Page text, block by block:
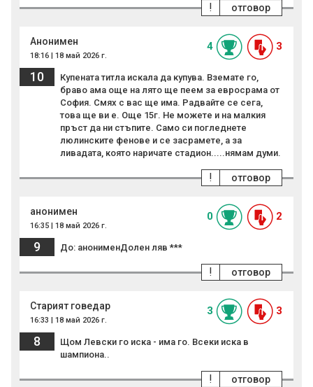
отговор
!
Анонимен
18:16 | 18 май 2026 г.
4 3
10
Купената титла искала да купува. Вземате го,
браво ама още на лято ще пеем за евросрама от
София. Смях с вас ще има. Радвайте се сега,
това ще ви е. Още 15г. Не можете и на малкия
пръст да ни стъпите. Само си погледнете
люлинските фенове и се засрамете, а за
ливадата, която наричате стадион.....нямам думи.
отговор
!
анонимен
16:35 | 18 май 2026 г.
0 2
9 До: анонименДолен ляв ***
отговор
!
Старият говедар
16:33 | 18 май 2026 г.
3 3
8
Щом Левски го иска - има го. Всеки иска в
шампиона..
отговор
!